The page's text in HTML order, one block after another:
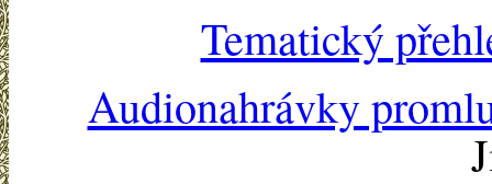
Tematický
Audionahrávky